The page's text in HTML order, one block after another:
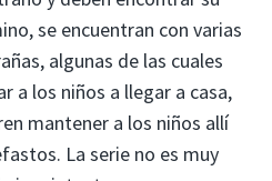
se encuentran con varias
algunas de las cuales
a los niños a llegar a casa,
mantener a los niños allí
La serie no es muy